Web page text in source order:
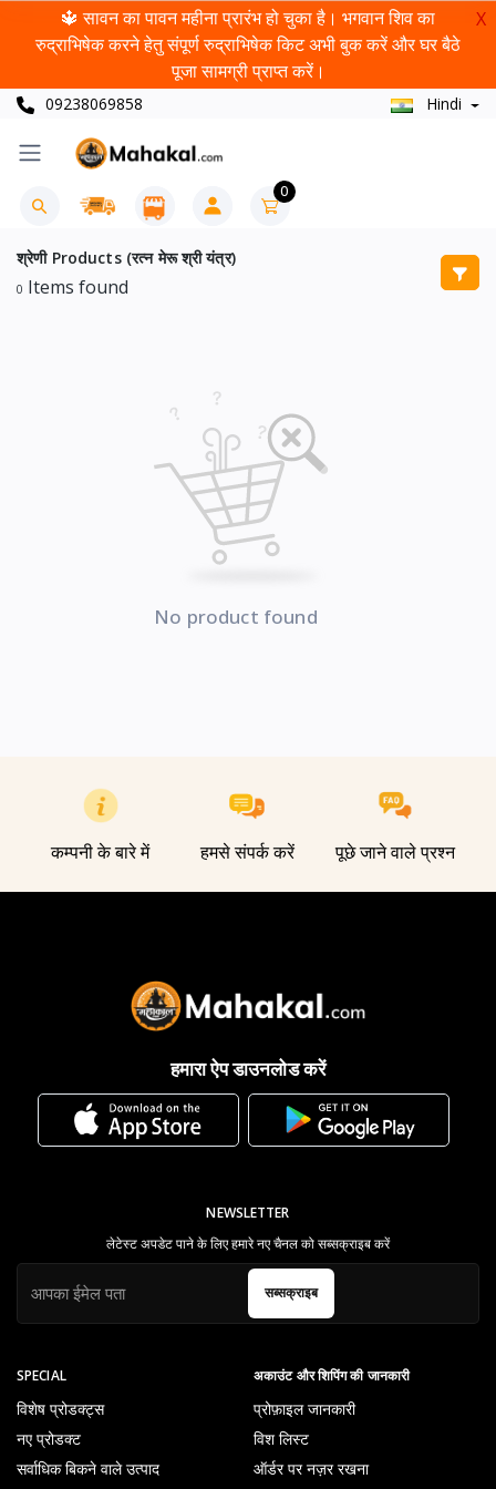
🔱 सावन का पावन महीना प्रारंभ हो चुका है। भगवान शिव का
रुद्राभिषेक करने हेतु संपूर्ण रुद्राभिषेक किट अभी बुक करें और घर बैठे
पूजा सामग्री प्राप्त करें।
X
09238069858 Hindi
0
श्रेणी Products (रत्न मेरू श्री यंत्र)
0 Items found
No product found
कम्पनी के बारे में हमसे संपर्क करें पूछे जाने वाले प्रश्न
हमारा ऐप डाउनलोड करें
SPECIAL
विशेष प्रोडक्ट्स
नए प्रोडक्ट
सर्वाधिक बिकने वाले उत्पाद
अकाउंट और शिपिंग की जानकारी
प्रोफ़ाइल जानकारी
विश लिस्ट
ऑर्डर पर नज़र रखना
NEWSLETTER
लेटेस्ट अपडेट पाने के लिए हमारे नए चैनल को सब्सक्राइब करें
सब्सक्राइब